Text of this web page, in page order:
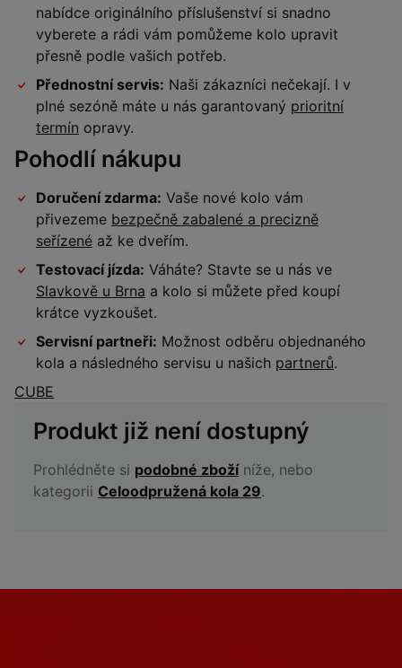
nabídce originálního příslušenství si snadno
vyberete a rádi vám pomůžeme kolo upravit
přesně podle vašich potřeb.
Přednostní servis: Naši zákazníci nečekají. I v
plné sezóně máte u nás garantovaný prioritní
termín opravy.
Pohodlí nákupu
Doručení zdarma: Vaše nové kolo vám
přivezeme bezpečně zabalené a precizně
seřízené až ke dveřím.
Testovací jízda: Váháte? Stavte se u nás ve
Slavkově u Brna a kolo si můžete před koupí
krátce vyzkoušet.
Servisní partneři: Možnost odběru objednaného
kola a následného servisu u našich partnerů.
CUBE
Produkt již není dostupný
Prohlédněte si podobné zbožíníže, nebo
kategorii Celoodpružená kola 29.